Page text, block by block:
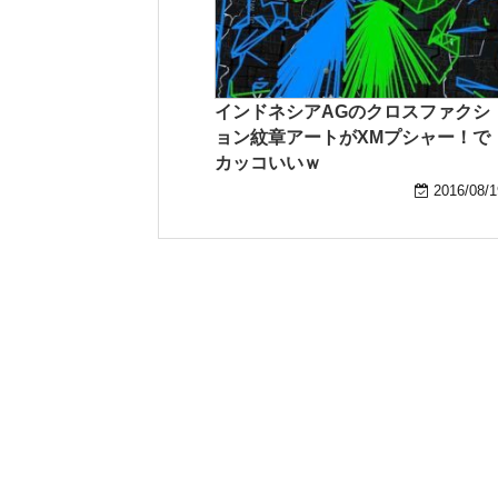
インドネシアAGのクロスファクシ
ョン紋章アートがXMプシャー！で
カッコいいｗ
2016/08/